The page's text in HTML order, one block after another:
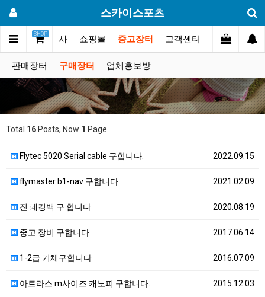
스카이스포츠
SHOP
리 대회.행사 쇼핑몰 중고장터 고객센터
판매장터 구매장터 업체홍보방
Total 16 Posts, Now 1 Page
2022.09.15
Flytec 5020 Serial cable 구합니다.
2021.02.09
flymaster b1-nav 구합니다
2020.08.19
진 패킹백 구 합니다
2017.06.14
중고 장비 구합니다
2016.07.09
1-2급 기체구합니다
2015.12.03
아트라스 m사이즈 캐노피 구합니다.